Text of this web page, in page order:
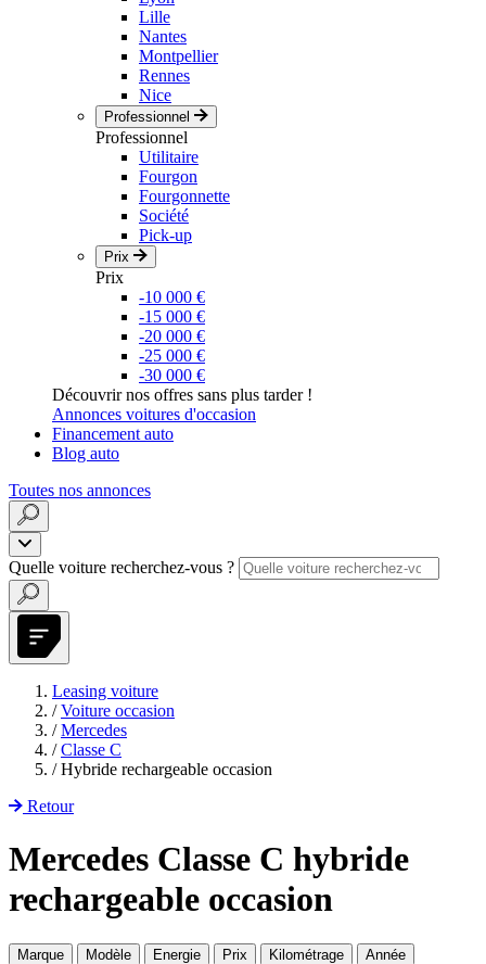
Lille
Nantes
Montpellier
Rennes
Nice
Professionnel
Professionnel
Utilitaire
Fourgon
Fourgonnette
Société
Pick-up
Prix
Prix
-10 000 €
-15 000 €
-20 000 €
-25 000 €
-30 000 €
Découvrir nos offres sans plus tarder !
Annonces voitures d'occasion
Financement auto
Blog auto
Toutes nos annonces
Quelle voiture recherchez-vous ?
Leasing voiture
/ Voiture occasion
/ Mercedes
/ Classe C
/ Hybride rechargeable occasion
Retour
Mercedes Classe C hybride
rechargeable occasion
Marque Modèle Energie Prix Kilométrage
Année